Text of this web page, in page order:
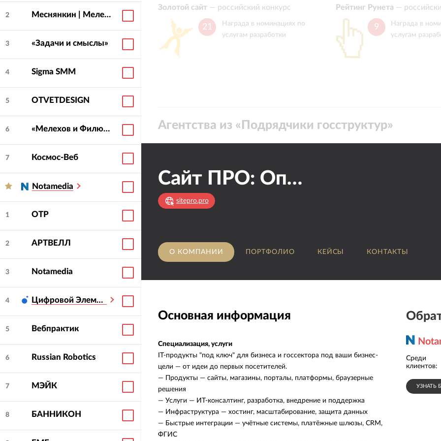
2 Меснянкин | Меленчук
3 «Задачи и смыслы»
4 Sigma SMM
5 OTVETDESIGN
6 «Мелехов и Филюрин»
7 Космос-Веб
Notamedia
1 ОТР
2 АРТВЕЛЛ
3 Notamedia
4 Цифровой Элемент
5 Вебпрактик
6 Russian Robotics
7 МЭЙК
8 БАННИКОН
Золотой сайт — российский конкурс
21
Награда в номинациях по
услугам разработки
Рейтинг Рунета —
9
Награда в
услугам
Агентства из « Подрядчики госструктур»
Сайт ПРO: Оптимальные решения
sitepro.pro
О КОМПАНИИ ПОРТФОЛИО КЕЙСЫ КОНТАКТЫ
Основная информация
Специализация, услуги
IT-продукты "под ключ" для бизнеса и госсектора под ваши бизнес-
цели — от идеи до первых посетителей.
— Продукты — сайты, магазины, порталы, платформы, браузерные
решения
— Услуги — ИТ-консалтинг, разработка, внедрение и поддержка
— Инфраструктура — хостинг, масштабирование, защита данных
— Быстрые интеграции — учётные системы, платёжные шлюзы, CRM,
ФГИС
Среди
клиентов:
СИБУР
УЗНАТЬ